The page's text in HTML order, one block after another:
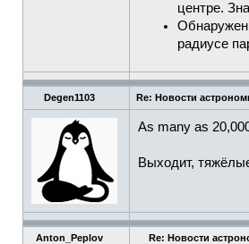
центре.
радиусе
Degen1103 Re: Новости
As many as
Выходит,
Anton_Peplov Re: Новости